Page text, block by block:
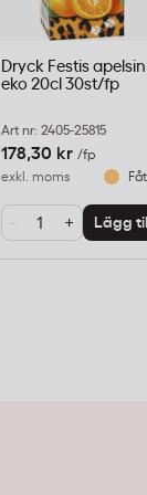
Dryck Festis apelsin
eko 20cl 30st/fp
Art nr: 2405-25815
178,30 kr /fp
exkl. moms
- + Lägg till